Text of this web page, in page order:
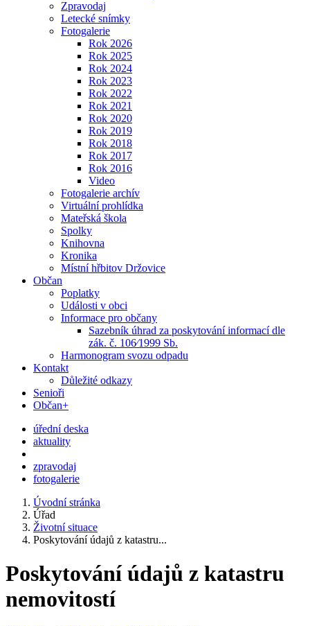
Zpravodaj
Letecké snímky
Fotogalerie
Rok 2026
Rok 2025
Rok 2024
Rok 2023
Rok 2022
Rok 2021
Rok 2020
Rok 2019
Rok 2018
Rok 2017
Rok 2016
Video
Fotogalerie archív
Virtuální prohlídka
Mateřská škola
Spolky
Knihovna
Kronika
Místní hřbitov Držovice
Občan
Poplatky
Události v obci
Informace pro občany
Sazebník úhrad za poskytování informací dle
zák. č. 106⁄1999 Sb.
Harmonogram svozu odpadu
Kontakt
Důležité odkazy
Senioři
Občan+
úřední deska
aktuality
zpravodaj
fotogalerie
Úvodní stránka
Úřad
Životní situace
Poskytování údajů z katastru...
Poskytování údajů z katastru
nemovitostí